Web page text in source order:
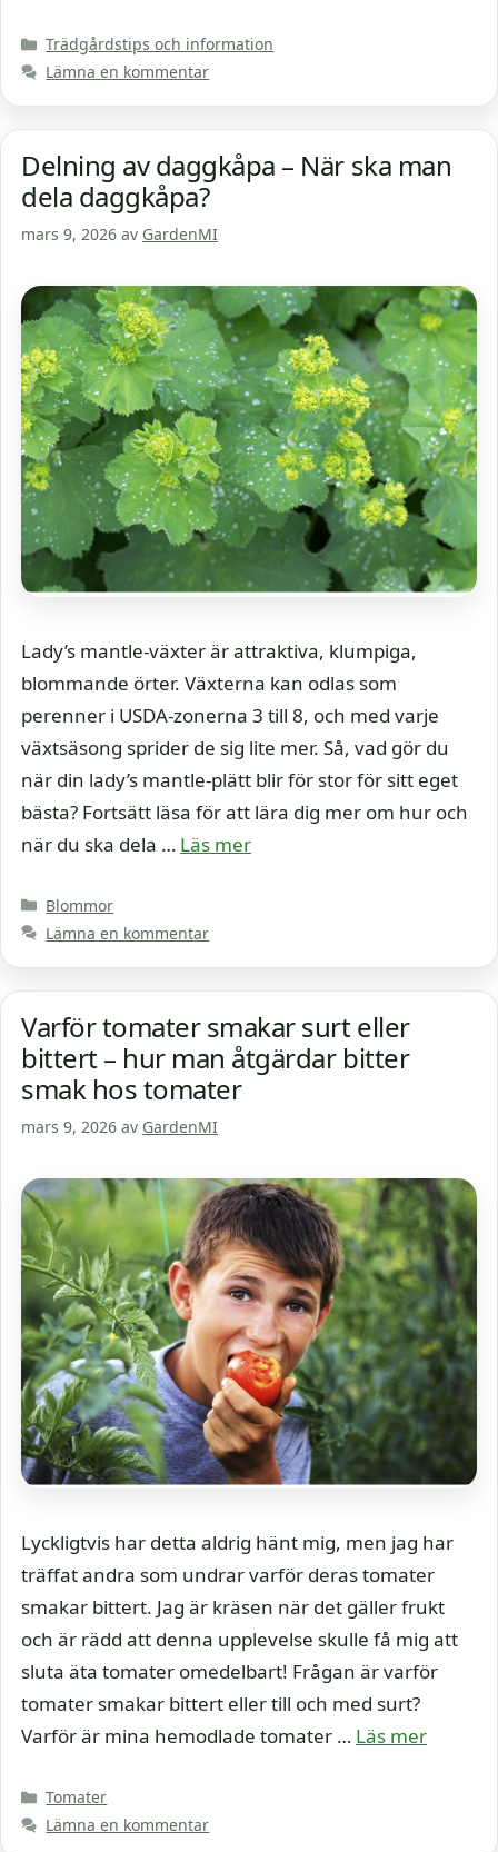
Kategorier
Trädgårdstips och information
Lämna en kommentar
Delning av daggkåpa – När ska man
dela daggkåpa?
mars 9, 2026 av GardenMI
Lady’s mantle-växter är attraktiva, klumpiga,
blommande örter. Växterna kan odlas som
perenner i USDA-zonerna 3 till 8, och med varje
växtsäsong sprider de sig lite mer. Så, vad gör du
när din lady’s mantle-plätt blir för stor för sitt eget
bästa? Fortsätt läsa för att lära dig mer om hur och
när du ska dela … Läs mer
Kategorier
Blommor
Lämna en kommentar
Varför tomater smakar surt eller
bittert – hur man åtgärdar bitter
smak hos tomater
mars 9, 2026 av GardenMI
Lyckligtvis har detta aldrig hänt mig, men jag har
träffat andra som undrar varför deras tomater
smakar bittert. Jag är kräsen när det gäller frukt
och är rädd att denna upplevelse skulle få mig att
sluta äta tomater omedelbart! Frågan är varför
tomater smakar bittert eller till och med surt?
Varför är mina hemodlade tomater … Läs mer
Kategorier
Tomater
Lämna en kommentar